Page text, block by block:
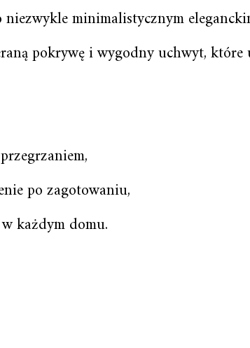
minimalistycznym
pokrywę i wygodny uchwyt, które
po zagotowaniu,
każdym domu.